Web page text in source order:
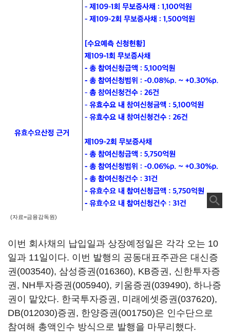
(자료=금융감독원)
이번 회사채의 납입일과 상장예정일은 각각 오는 10
일과 11일이다. 이번 발행의 공동대표주관은 대신증
권(003540), 삼성증권(016360), KB증권, 신한투자증
권, NH투자증권(005940), 키움증권(039490), 하나증
권이 맡았다. 한국투자증권, 미래에셋증권(037620),
DB(012030)증권, 한양증권(001750)은 인수단으로
참여해 총액인수 방식으로 발행을 마무리했다.